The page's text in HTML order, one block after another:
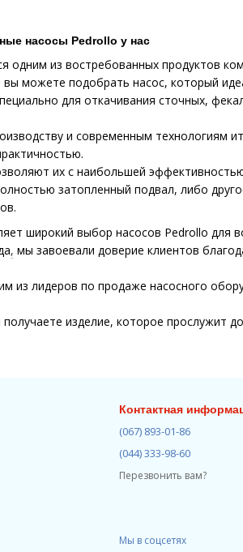
насосы Pedrollo у нас
одним из востребованных продуктов
можете подобрать насос, который
для откачивания сточных,
и современным технологиям
их с наибольшей
затопленный подвал, либо
широкий выбор насосов Pedrollo для
, мы завоевали доверие клиентов
из лидеров по продаже насосного
изделие, которое прослужит
Контактная
(067) 893-01-86
(044) 333-98-60
Перезвонить вам?
Мы в соцсетях